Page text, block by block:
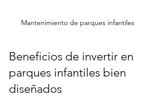
Mantenimiento de parques infantiles
Beneficios de invertir en
parques infantiles bien
diseñados